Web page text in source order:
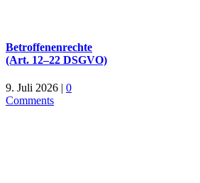
Betroffenenrechte
(Art. 12–22 DSGVO)
9. Juli 2026 | 0
Comments